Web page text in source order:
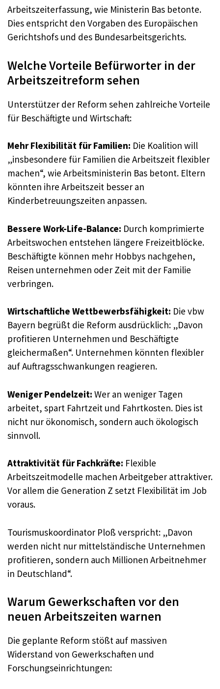
Arbeitszeiterfassung, wie Ministerin Bas betonte.
Dies entspricht den Vorgaben des Europäischen
Gerichtshofs und des Bundesarbeitsgerichts.
Welche Vorteile Befürworter in der
Arbeitszeitreform sehen
Unterstützer der Reform sehen zahlreiche Vorteile
für Beschäftigte und Wirtschaft:
Mehr Flexibilität für Familien: Die Koalition will
„insbesondere für Familien die Arbeitszeit flexibler
machen“, wie Arbeitsministerin Bas betont. Eltern
könnten ihre Arbeitszeit besser an
Kinderbetreuungszeiten anpassen.
Bessere Work-Life-Balance: Durch komprimierte
Arbeitswochen entstehen längere Freizeitblöcke.
Beschäftigte können mehr Hobbys nachgehen,
Reisen unternehmen oder Zeit mit der Familie
verbringen.
Wirtschaftliche Wettbewerbsfähigkeit: Die vbw
Bayern begrüßt die Reform ausdrücklich: „Davon
profitieren Unternehmen und Beschäftigte
gleichermaßen“. Unternehmen könnten flexibler
auf Auftragsschwankungen reagieren.
Weniger Pendelzeit: Wer an weniger Tagen
arbeitet, spart Fahrtzeit und Fahrtkosten. Dies ist
nicht nur ökonomisch, sondern auch ökologisch
sinnvoll.
Attraktivität für Fachkräfte: Flexible
Arbeitszeitmodelle machen Arbeitgeber attraktiver.
Vor allem die Generation Z setzt Flexibilität im Job
voraus.
Tourismuskoordinator Ploß verspricht: „Davon
werden nicht nur mittelständische Unternehmen
profitieren, sondern auch Millionen Arbeitnehmer
in Deutschland“.
Warum Gewerkschaften vor den
neuen Arbeitszeiten warnen
Die geplante Reform stößt auf massiven
Widerstand von Gewerkschaften und
Forschungseinrichtungen: